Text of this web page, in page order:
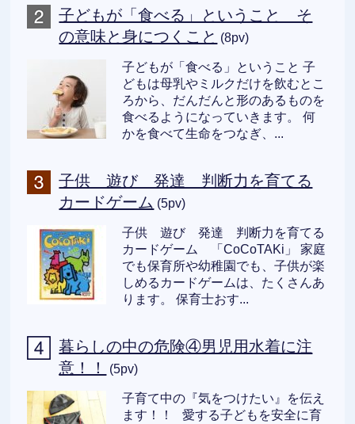
子どもが「食べる」ということ そ
の意味と身につくこと (8pv)
子どもが「食べる」ということ 子
どもは母乳やミルクだけを飲むとこ
ろから、だんだんと形のあるものを
食べるようになっていきます。 何
かを食べて生命をつなぎ、...
子供 遊び 発達 判断力を育てる
カードゲーム (5pv)
子供 遊び 発達 判断力を育てる
カードゲーム 「CoCoTAKi」 家庭
でも保育所や幼稚園でも、子供が楽
しめるカードゲームは、たくさんあ
ります。 保育士おす...
暮らしの中の危険④男児用水着に注
意！！
(5pv)
子育て中の『気をつけたい』を伝え
ます！！ 愛する子どもを安全に育